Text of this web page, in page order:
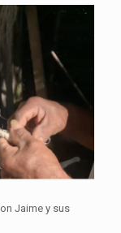
Jaime y sus